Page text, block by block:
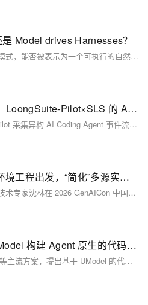
Model drives Harnesses？
智能体驾驭层这种可复用的设计模式，能否被表示为一个可执行的自然语言对象，将模型周围偶然的胶水转变为科学的表示对象。
从个人生产力到组织能力：LoongSuite-Pilot×SLS 的 AI Coding 度量实践
本文介绍如何通过 LoongSuite-Pilot 采集异构 AI Coding Agent 事件流，结合 SLS 大盘的 SQL 分析能力，构建从个人使用行为到组织级度量的完整看板，帮助研发团队量化 AI 工具的实际落地效果。
Agent 开发范式演进：从环境工程出发，“简化”多源实时上下文
本文整理自阿里云智能集团高级技术专家沈林在 2026 GenAICon 中国生成式 AI 大会上的分享。
从可观测到可理解：用 UModel 构建 Agent 原生的代码知识图谱
本文对比 Claude Code、Cursor 等主流方案，提出基于 UModel 的代码知识图谱如何让 Agent 从"找代码"到"懂结构"。